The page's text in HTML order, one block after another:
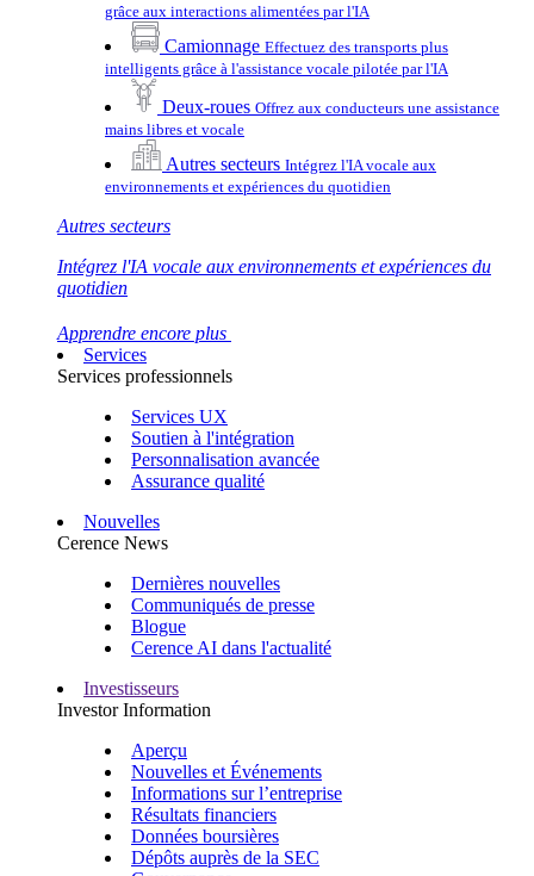
grâce aux interactions alimentées par l'IA
Camionnage Effectuez des transports plus
intelligents grâce à l'assistance vocale pilotée par l'IA
Deux-roues Offrez aux conducteurs une assistance
mains libres et vocale
Autres secteurs Intégrez l'IA vocale aux
environnements et expériences du quotidien
Autres secteurs
Intégrez l'IA vocale aux environnements et expériences du
quotidien
Apprendre encore plus
Services
Services professionnels
Services UX
Soutien à l'intégration
Personnalisation avancée
Assurance qualité
Nouvelles
Cerence News
Dernières nouvelles
Communiqués de presse
Blogue
Cerence AI dans l'actualité
Investisseurs
Investor Information
Aperçu
Nouvelles et Événements
Informations sur l’entreprise
Résultats financiers
Données boursières
Dépôts auprès de la SEC